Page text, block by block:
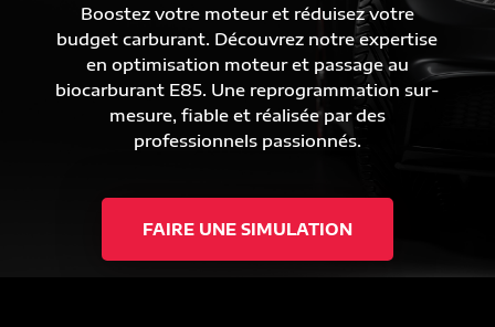
Boostez votre moteur et réduisez votre
budget carburant. Découvrez notre expertise
en optimisation moteur et passage au
biocarburant E85. Une reprogrammation sur-
mesure, fiable et réalisée par des
professionnels passionnés.
FAIRE UNE SIMULATION